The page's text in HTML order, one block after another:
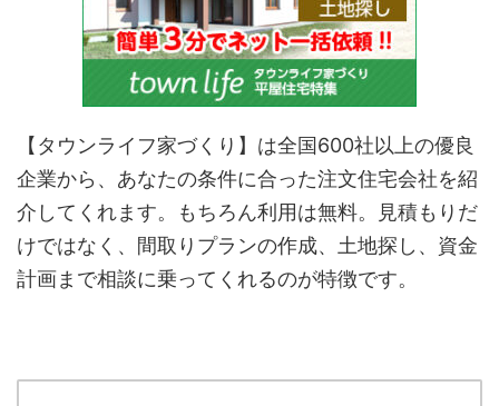
【タウンライフ家づくり】は全国600社以上の優良
企業から、あなたの条件に合った注文住宅会社を紹
介してくれます。もちろん利用は無料。見積もりだ
けではなく、間取りプランの作成、土地探し、資金
計画まで相談に乗ってくれるのが特徴です。